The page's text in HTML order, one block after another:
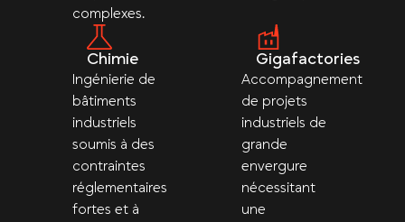
complexes.
Chimie
Ingénierie de
bâtiments
industriels
soumis à des
contraintes
réglementaires
fortes et à
Gigafactories
Accompagnement
de projets
industriels de
grande
envergure
nécessitant
une